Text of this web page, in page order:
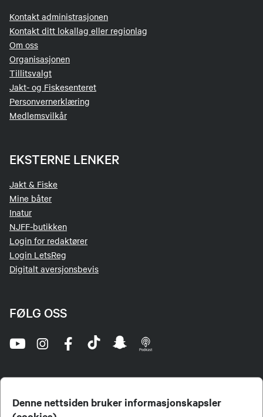
Denne nettsiden bruker informasjonskapsler
Kontakt administrasjonen
Kontakt ditt lokallag eller regionlag
Om oss
Organisasjonen
Tillitsvalgt
Jakt- og Fiskesenteret
Personvernerklæring
Medlemsvilkår
EKSTERNE LENKER
Jakt & Fiske
Mine båter
Inatur
NJFF-butikken
Login for redaktører
Login LetsReg
Digitalt aversjonsbevis
FØLG OSS